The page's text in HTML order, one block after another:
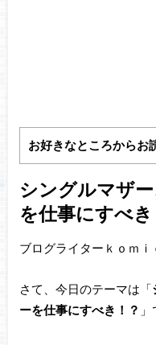
お好きなところからお
シングルマザ
を仕事にすべき
ブログライターｋｏｍｉ
さて、今日のテーマは「
ーを仕事にすべき！？ 」